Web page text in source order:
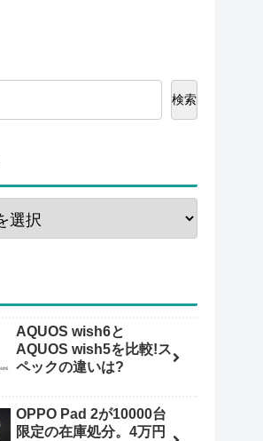
検索
AQUOS wish6と
AQUOS wish5を比較!ス
ペックの違いは?
OPPO Pad 2が10000台
限定の在庫処分。4万円